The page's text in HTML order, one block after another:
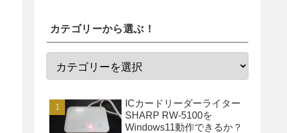
カテゴリーから選ぶ！
ICカードリーダーライター
SHARP RW-5100を
Windows11動作できるか？